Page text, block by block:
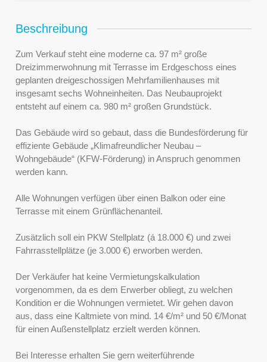
Beschreibung
Zum Verkauf steht eine moderne ca. 97 m² große
Dreizimmerwohnung mit Terrasse im Erdgeschoss eines
geplanten dreigeschossigen Mehrfamilienhauses mit
insgesamt sechs Wohneinheiten. Das Neubauprojekt
entsteht auf einem ca. 980 m² großen Grundstück.
Das Gebäude wird so gebaut, dass die Bundesförderung für
effiziente Gebäude „Klimafreundlicher Neubau –
Wohngebäude“ (KFW-Förderung) in Anspruch genommen
werden kann.
Alle Wohnungen verfügen über einen Balkon oder eine
Terrasse mit einem Grünflächenanteil.
Zusätzlich soll ein PKW Stellplatz (á 18.000 €) und zwei
Fahrrasstellplätze (je 3.000 €) erworben werden.
Der Verkäufer hat keine Vermietungskalkulation
vorgenommen, da es dem Erwerber obliegt, zu welchen
Kondition er die Wohnungen vermietet. Wir gehen davon
aus, dass eine Kaltmiete von mind. 14 €/m² und 50 €/Monat
für einen Außenstellplatz erzielt werden können.
Bei Interesse erhalten Sie gern weiterführende